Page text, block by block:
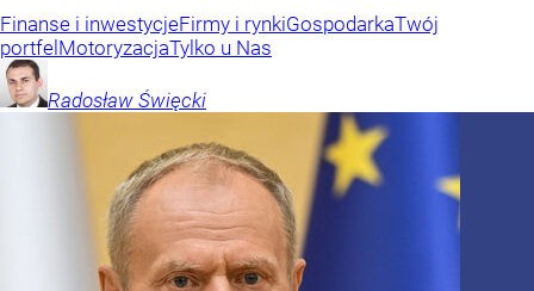
Finanse i inwestycjeFirmy i rynkiGospodarkaTwój
portfel MotoryzacjaTylko u Nas
Radosław Święcki